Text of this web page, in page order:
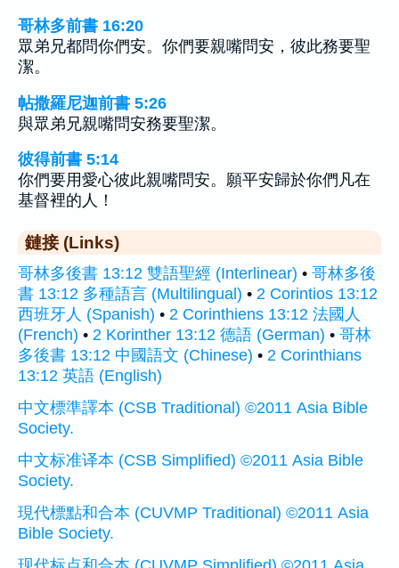
哥林多前書 16:20
眾弟兄都問你們安。你們要親嘴問安，彼此務要聖
潔。
帖撒羅尼迦前書 5:26
與眾弟兄親嘴問安務要聖潔。
彼得前書 5:14
你們要用愛心彼此親嘴問安。願平安歸於你們凡在
基督裡的人！
鏈接 (Links)
哥林多後書 13:12 雙語聖經 (Interlinear) • 哥林多後
書 13:12 多種語言 (Multilingual) • 2 Corintios 13:12
西班牙人 (Spanish) • 2 Corinthiens 13:12 法國人
(French) • 2 Korinther 13:12 德語 (German) • 哥林
多後書 13:12 中國語文 (Chinese) • 2 Corinthians
13:12 英語 (English)
中文標準譯本 (CSB Traditional) ©2011 Asia Bible
Society.
中文标准译本 (CSB Simplified) ©2011 Asia Bible
Society.
現代標點和合本 (CUVMP Traditional) ©2011 Asia
Bible Society.